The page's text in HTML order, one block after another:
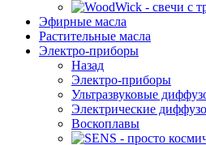
Эфирные масла
Растительные масла
Электро-приборы
Назад
Электро-приборы
Ультразвуковые
Электрические
Воскоплавы